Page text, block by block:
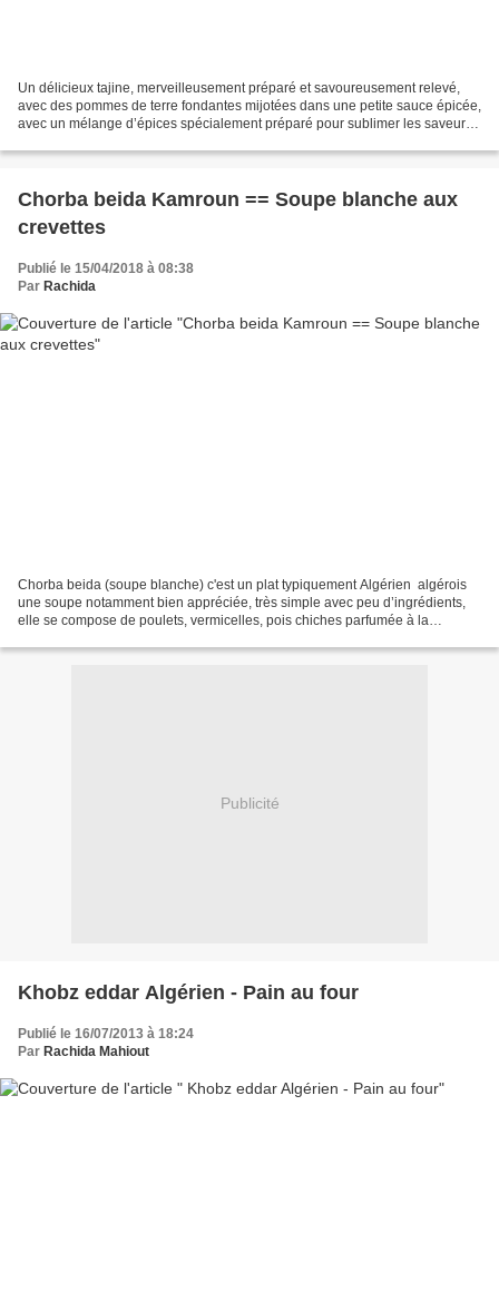
Un délicieux tajine, merveilleusement préparé et savoureusement relevé,
avec des pommes de terre fondantes mijotées dans une petite sauce épicée,
avec un mélange d’épices spécialement préparé pour sublimer les saveurs
Chorba beida Kamroun == Soupe blanche aux
crevettes
Publié le 15/04/2018 à 08:38
Par Rachida
Chorba beida (soupe blanche) c'est un plat typiquement Algérien ️ algérois
une soupe notamment bien appréciée, très simple avec peu d’ingrédients,
elle se compose de poulets, vermicelles, pois chiches parfumée à la
Publicité
Khobz eddar Algérien - Pain au four
Publié le 16/07/2013 à 18:24
Par Rachida Mahiout